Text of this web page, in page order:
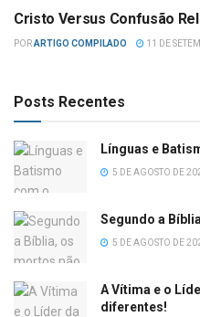
DIVERSOS
Cristo Versus Confusão
PORARTIGO COMPILADO 11 DE
Posts Recentes
Línguas e
5 DE AGOSTO DE
Segundo a
5 DE AGOSTO DE
A Vítima e o
diferentes!